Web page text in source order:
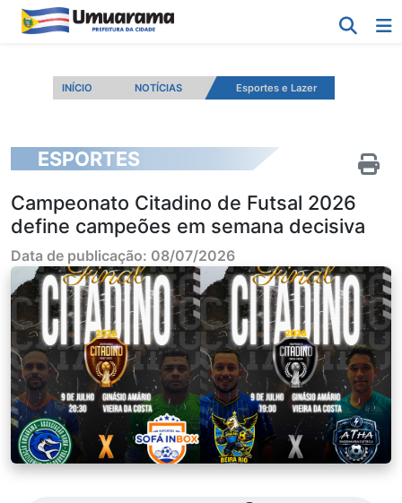
INÍCIO NOTÍCIAS Esportes e Lazer
ESPORTES
Campeonato Citadino de Futsal 2026
define campeões em semana decisiva
Data de publicação: 08/07/2026